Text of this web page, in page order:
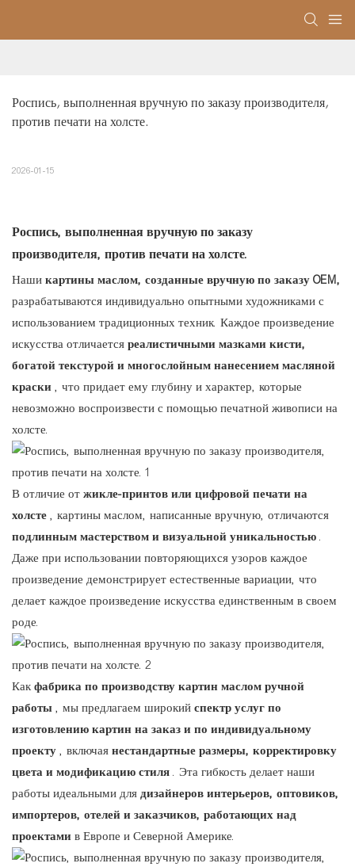
Роспись, выполненная вручную по заказу производителя,
против печати на холсте.
2026-01-15
Роспись, выполненная вручную по заказу
производителя, против печати на холсте.
Наши картины маслом, созданные вручную по заказу OEM,
разрабатываются индивидуально опытными художниками с
использованием традиционных техник. Каждое произведение
искусства отличается реалистичными мазками кисти,
богатой текстурой и многослойным нанесением масляной
краски , что придает ему глубину и характер, которые
невозможно воспроизвести с помощью печатной живописи на
холсте.
В отличие от жикле-принтов или цифровой печати на
холсте , картины маслом, написанные вручную, отличаются
подлинным мастерством и визуальной уникальностью .
Даже при использовании повторяющихся узоров каждое
произведение демонстрирует естественные вариации, что
делает каждое произведение искусства единственным в своем
роде.
Как фабрика по производству картин маслом ручной
работы , мы предлагаем широкий спектр услуг по
изготовлению картин на заказ и по индивидуальному
проекту , включая нестандартные размеры, корректировку
цвета и модификацию стиля . Эта гибкость делает наши
работы идеальными для дизайнеров интерьеров, оптовиков,
импортеров, отелей и заказчиков, работающих над
проектами в Европе и Северной Америке.